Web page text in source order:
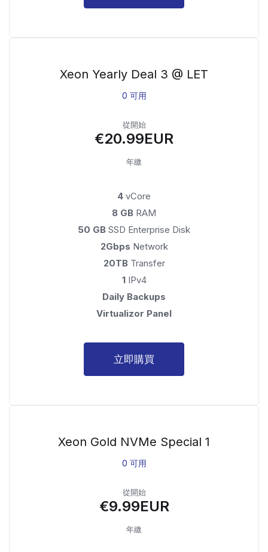
Xeon Yearly Deal 3 @ LET
0 可用
從開始
€20.99EUR
年繳
4 vCore
8 GB RAM
50 GB SSD Enterprise Disk
2Gbps Network
20TBTransfer
1IPv4
Daily Backups
Virtualizor Panel
立即購買
Xeon Gold NVMe Special 1
0 可用
從開始
€9.99EUR
年繳